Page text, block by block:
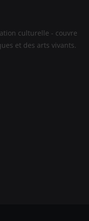
culturelle - couvre
et des arts vivants.